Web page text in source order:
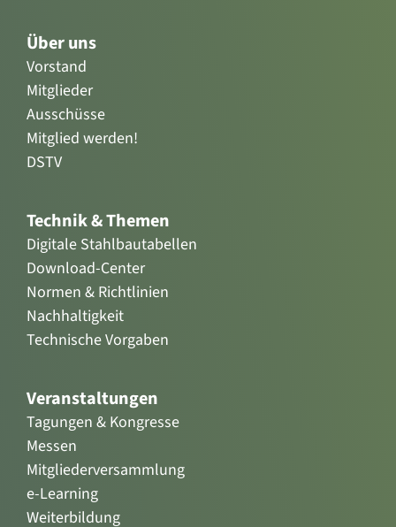
Über uns
Vorstand
Mitglieder
Ausschüsse
Mitglied werden!
DSTV
Technik & Themen
Digitale Stahlbautabellen
Download-Center
Normen & Richtlinien
Nachhaltigkeit
Technische Vorgaben
Veranstaltungen
Tagungen & Kongresse
Messen
Mitgliederversammlung
e-Learning
Weiterbildung